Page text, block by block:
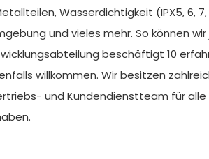
Wasserdichtigkeit (IPX5, 6, 7,
und vieles mehr. So können wir
beschäftigt 10
willkommen. Wir besitzen
und Kundendienstteam für alle